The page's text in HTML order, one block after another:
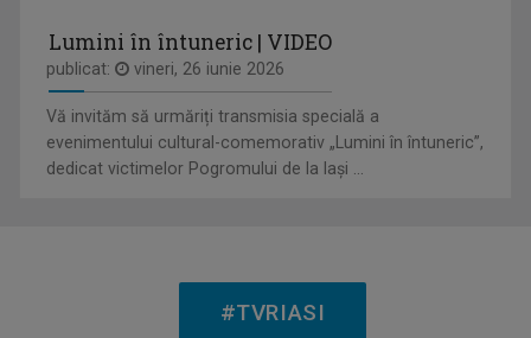
INTERVIUL SĂPTĂMÂNII
Dialoguri cu personalităţi din diferite domenii
Lumini în întuneric | VIDEO
publicat: vineri, 26 iunie 2026
Vă invităm să urmăriți transmisia specială a
evenimentului cultural-comemorativ „Lumini în întuneric”,
dedicat victimelor Pogromului de la Iași ...
#TVRIASI